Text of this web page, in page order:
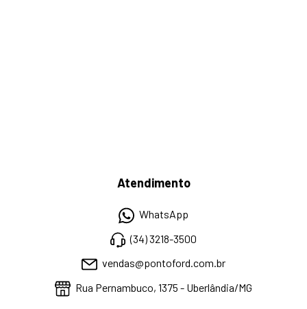
Atendimento
WhatsApp
(34) 3218-3500
vendas@pontoford.com.br
Rua Pernambuco, 1375 - Uberlândia/MG